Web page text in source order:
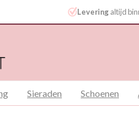
Levering altijd
Sieraden Schoenen